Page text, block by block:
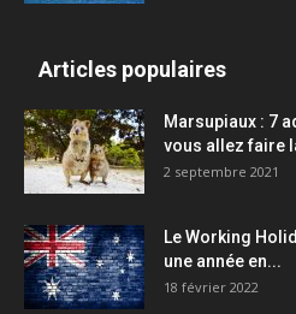
Articles populaires
Marsupiaux : 7
vous allez faire
2 septembre 2021
Le Working
une année en...
18 février 2022